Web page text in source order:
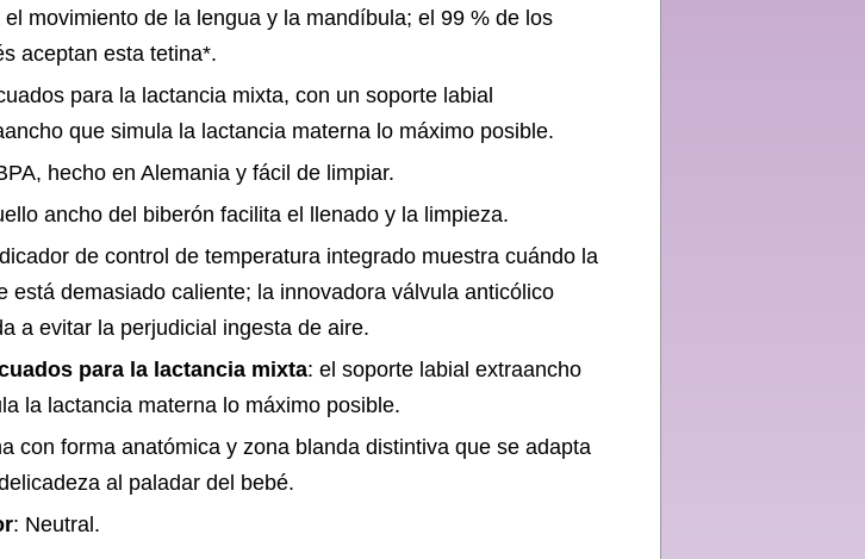
el movimiento de la lengua y la mandíbula; el 99 % de los
aceptan esta tetina*.
para la lactancia mixta, con un soporte labial
que simula la lactancia materna lo máximo posible.
hecho en Alemania y fácil de limpiar.
ancho del biberón facilita el llenado y la limpieza.
de control de temperatura integrado muestra cuándo la
está demasiado caliente; la innovadora válvula anticólico
a evitar la perjudicial ingesta de aire.
para la lactancia mixta: el soporte labial extraancho
la lactancia materna lo máximo posible.
con forma anatómica y zona blanda distintiva que se adapta
al paladar del bebé.
: Neutral.